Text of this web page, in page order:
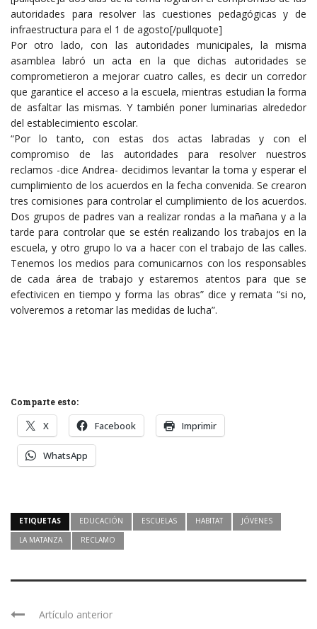
autoridades para resolver las cuestiones pedagógicas y de
infraestructura para el 1 de agosto[/pullquote]
Por otro lado, con las autoridades municipales, la misma
asamblea labró un acta en la que dichas autoridades se
comprometieron a mejorar cuatro calles, es decir un corredor
que garantice el acceso a la escuela, mientras estudian la forma
de asfaltar las mismas. Y también poner luminarias alrededor
del establecimiento escolar.
“Por lo tanto, con estas dos actas labradas y con el
compromiso de las autoridades para resolver nuestros
reclamos -dice Andrea- decidimos levantar la toma y esperar el
cumplimiento de los acuerdos en la fecha convenida. Se crearon
tres comisiones para controlar el cumplimiento de los acuerdos.
Dos grupos de padres van a realizar rondas a la mañana y a la
tarde para controlar que se estén realizando los trabajos en la
escuela, y otro grupo lo va a hacer con el trabajo de las calles.
Tenemos los medios para comunicarnos con los responsables
de cada área de trabajo y estaremos atentos para que se
efectivicen en tiempo y forma las obras” dice y remata “si no,
volveremos a retomar las medidas de lucha”.
Comparte esto:
X Facebook Imprimir
WhatsApp
ETIQUETAS EDUCACIÓN ESCUELAS HABITAT
JÓVENES
LA MATANZA
RECLAMO
Artículo anterior